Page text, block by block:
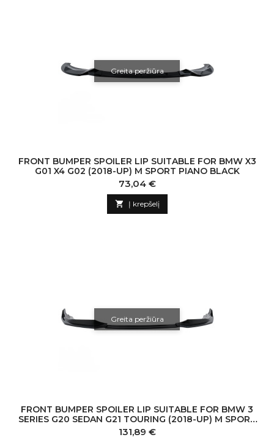
Greita peržiūra
FRONT BUMPER SPOILER LIP SUITABLE FOR BMW X3
G01 X4 G02 (2018-UP) M SPORT PIANO BLACK
Kaina
73,04 €
 Į krepšelį
Greita peržiūra
FRONT BUMPER SPOILER LIP SUITABLE FOR BMW 3
SERIES G20 SEDAN G21 TOURING (2018-UP) M SPORT
PIANO BLACK
Kaina
131,89 €